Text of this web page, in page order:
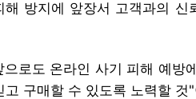
방지에 앞장서 고객과의 신
로도 온라인 사기 피해 예방
구매할 수 있도록 노력할 것